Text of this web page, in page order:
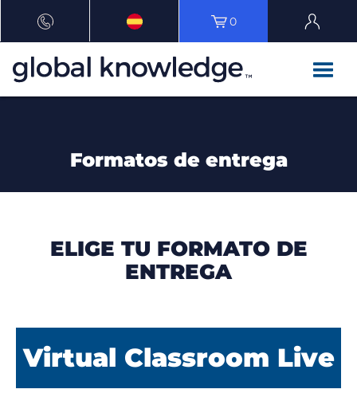
0
Formatos de entrega
ELIGE TU FORMATO DE
ENTREGA
Virtual Classroom Live